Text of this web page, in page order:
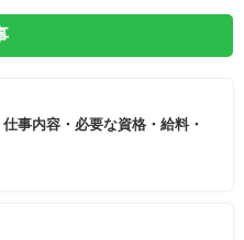
事内容・必要な資格・給料・